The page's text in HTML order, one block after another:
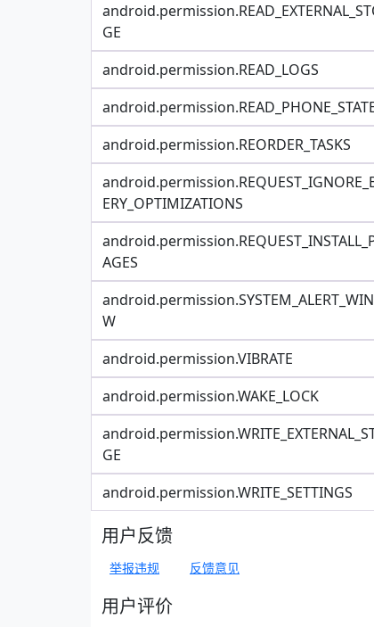
GE
android.permission.READ_LOGS
android.permission.REORDER_TASKS
ERY_OPTIMIZATIONS
AGES
W
android.permission.VIBRATE
android.permission.WAKE_LOCK
GE
android.permission.WRITE_SETTINGS
用户反馈
举报违规 反馈意见
用户评价